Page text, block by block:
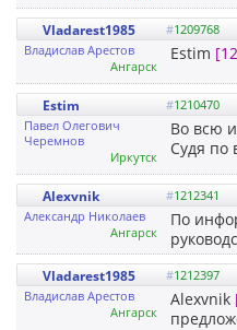
Vladarest1985 #1209768
Владислав Арестов
Ангарск
Estim
Estim #1210470
Павел Олегович
Черемнов
Иркутск
Во всю
Судя по
Alexvnik #1212341
Александр Николаев
Ангарск
По
Vladarest1985 #1212397
Владислав Арестов
Ангарск
Alexvnik